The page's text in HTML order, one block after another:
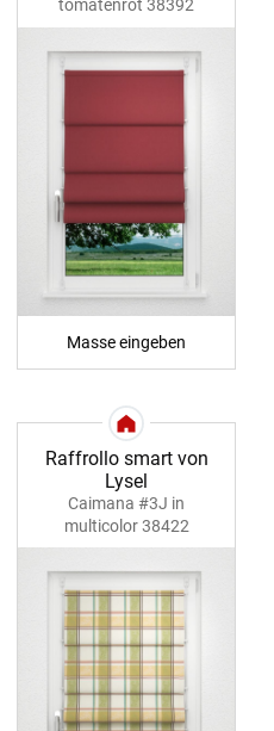
tomatenrot 38392
Masse eingeben
Raffrollo smart von
Lysel
Caimana #3J in
multicolor 38422